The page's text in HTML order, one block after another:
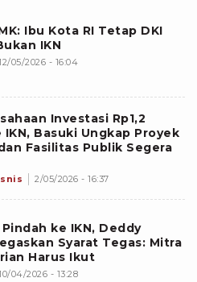
Ibu Kota RI Tetap DKI
IKN
05/2026 - 16:04
Investasi Rp1,2
Basuki Ungkap Proyek
Fasilitas Publik Segera
2/05/2026 - 16:37
Pindah ke IKN, Deddy
Syarat Tegas: Mitra
Harus Ikut
04/2026 - 13:28